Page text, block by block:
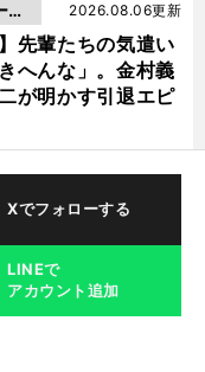
先輩たちの気遣い
へんな」。金村義
が明かす引退エピ
2026.08.06更新
バ
Xでフォローする
LINEで
アカウント追加